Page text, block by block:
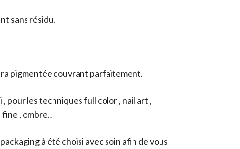
sans résidu.
pigmentée couvrant parfaitement.
, pour les techniques full color , nail art ,
fine , ombre…
à été choisi avec soin afin de vous